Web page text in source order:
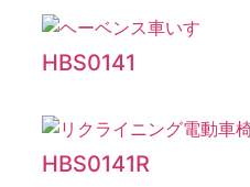
HBS0141
HBS0141R